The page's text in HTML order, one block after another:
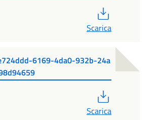
Scarica
6169-4da0-932b-24a
Scarica